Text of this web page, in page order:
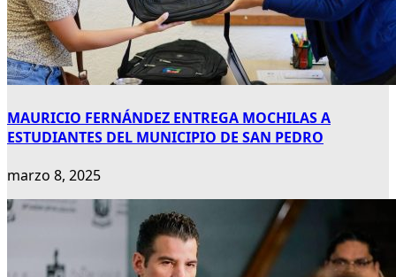
MAURICIO FERNÁNDEZ ENTREGA MOCHILAS A
ESTUDIANTES DEL MUNICIPIO DE SAN PEDRO
marzo 8, 2025